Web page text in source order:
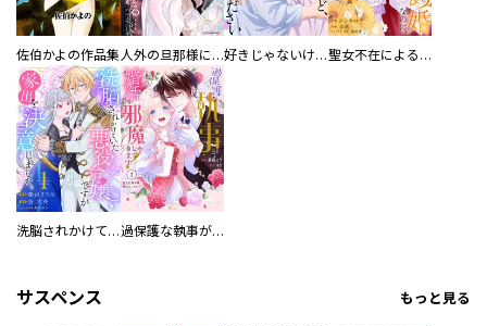
佐伯かよの作品集 人外の旦那様に娶られ毎晩ナカまで愛される…。アンソロジー 好きじゃないけど、抱いてください【電子単行本版／特典おまけ付き】 聖女不在による仮初め婚なのに、不器用な王太子に溺愛されています【電子単行本版／特典おまけ付き】
洗脳されかけていた悪役令嬢ですが家出を決意しました。【電子単行本版／特典おまけ付き】 過保護な執事が私の婚活を邪魔してきます！ 分冊版
サスペンス もっと見る